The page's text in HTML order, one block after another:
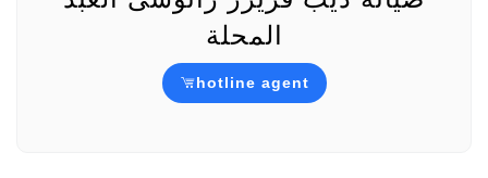
المحلة
hotline agent